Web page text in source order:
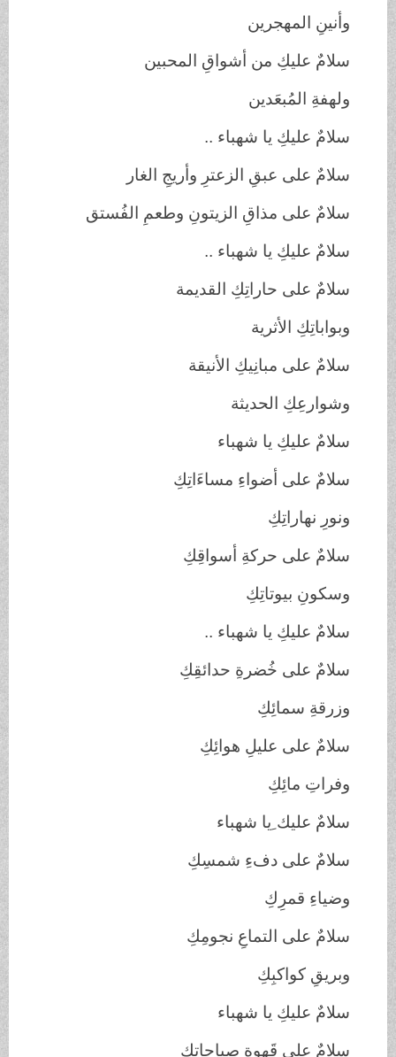
وأنينِ المهجرين
سلامٌ عليكِ من أشواقِ المحبين
ولهفةِ المُبعَدين
سلامٌ عليكِ يا شهباء ..
سلامٌ على عبقِ الزعترِ وأريجِ الغار
سلامٌ على مذاقِ الزيتونِ وطعمِ الفُستق
سلامٌ عليكِ يا شهباء ..
سلامٌ على حاراتِكِ القديمة
وبواباتِكِ الأثرية
سلامٌ على مبانِيكِ الأنيقة
وشوارعِكِ الحديثة
سلامٌ عليكِ يا شهباء
سلامٌ على أضواءِ مساءَاتِكِ
ونورِ نهاراتِكِ
سلامٌ على حركةِ أسواقِكِ
وسكونِ بيوتاتِكِ
سلامٌ عليكِ يا شهباء ..
سلامٌ على خُضرةِ حدائقِكِ
وزرقةِ سمائِكِ
سلامٌ على عليلِ هوائِكِ
وفراتِ مائِكِ
سلامٌ عليك ِيا شهباء
سلامٌ على دفءِ شمسِكِ
وضياءِ قمرِكِ
سلامٌ على التماعِ نجومِكِ
وبريقِ كواكبِكِ
سلامٌ عليكِ يا شهباء
سلامٌ على قَهوةِ صباحاتِكِ